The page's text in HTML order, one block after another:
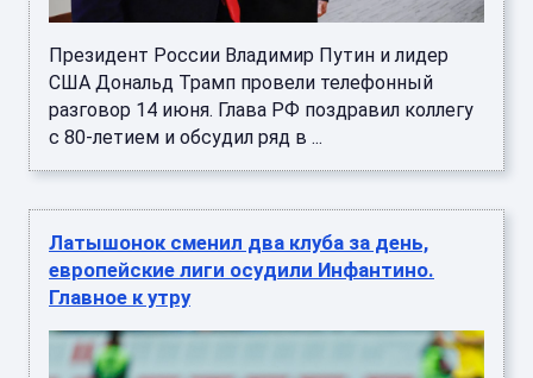
Президент России Владимир Путин и лидер
США Дональд Трамп провели телефонный
разговор 14 июня. Глава РФ поздравил коллегу
с 80-летием и обсудил ряд в ...
Латышонок сменил два клуба за день,
европейские лиги осудили Инфантино.
Главное к утру